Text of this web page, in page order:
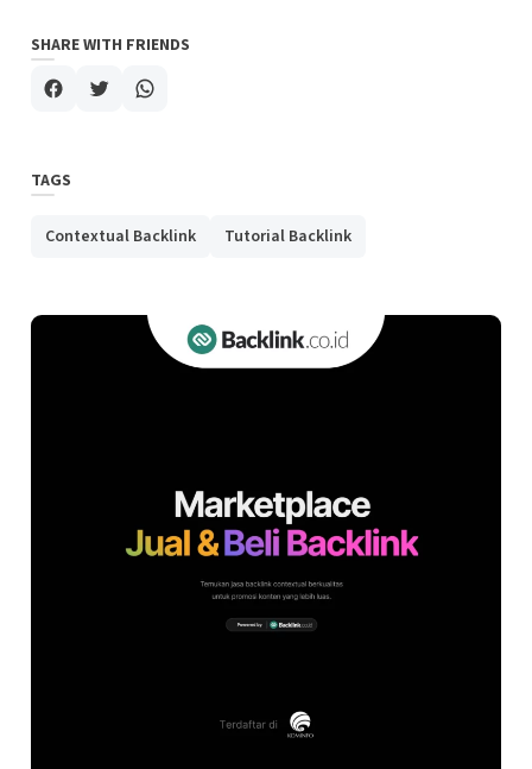
SHARE WITH FRIENDS
TAGS
Contextual Backlink Tutorial Backlink